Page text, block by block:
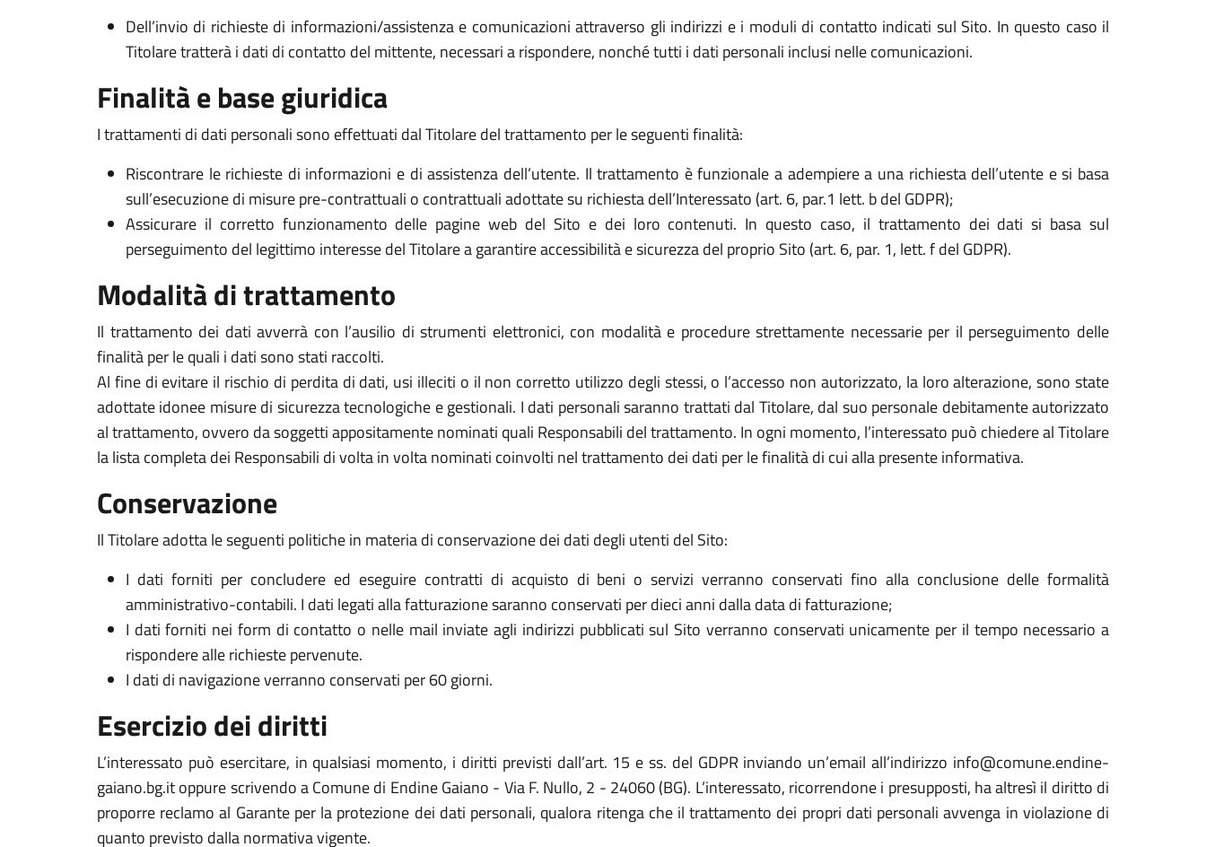
Dell’invio di richieste di informazioni/assistenza e comunicazioni attraverso gli indirizzi e i moduli di contatto indicati sul Sito. In questo caso il
Titolare tratterà i dati di contatto del mittente, necessari a rispondere, nonché tutti i dati personali inclusi nelle comunicazioni.
Finalità e base giuridica
I trattamenti di dati personali sono effettuati dal Titolare del trattamento per le seguenti finalità:
Riscontrare le richieste di informazioni e di assistenza dell’utente. Il trattamento è funzionale a adempiere a una richiesta dell’utente e si basa
sull’esecuzione di misure pre-contrattuali o contrattuali adottate su richiesta dell’Interessato (art. 6, par.1 lett. b del GDPR);
Assicurare il corretto funzionamento delle pagine web del Sito e dei loro contenuti. In questo caso, il trattamento dei dati si basa sul
perseguimento del legittimo interesse del Titolare a garantire accessibilità e sicurezza del proprio Sito (art. 6, par. 1, lett. f del GDPR).
Modalità di trattamento
Il trattamento dei dati avverrà con l’ausilio di strumenti elettronici, con modalità e procedure strettamente necessarie per il perseguimento delle
finalità per le quali i dati sono stati raccolti.
Al fine di evitare il rischio di perdita di dati, usi illeciti o il non corretto utilizzo degli stessi, o l’accesso non autorizzato, la loro alterazione, sono state
adottate idonee misure di sicurezza tecnologiche e gestionali. I dati personali saranno trattati dal Titolare, dal suo personale debitamente autorizzato
al trattamento, ovvero da soggetti appositamente nominati quali Responsabili del trattamento. In ogni momento, l’interessato può chiedere al Titolare
la lista completa dei Responsabili di volta in volta nominati coinvolti nel trattamento dei dati per le finalità di cui alla presente informativa.
Conservazione
Il Titolare adotta le seguenti politiche in materia di conservazione dei dati degli utenti del Sito:
I dati forniti per concludere ed eseguire contratti di acquisto di beni o servizi verranno conservati fino alla conclusione delle formalità
amministrativo-contabili. I dati legati alla fatturazione saranno conservati per dieci anni dalla data di fatturazione;
I dati forniti nei form di contatto o nelle mail inviate agli indirizzi pubblicati sul Sito verranno conservati unicamente per il tempo necessario a
rispondere alle richieste pervenute.
I dati di navigazione verranno conservati per 60 giorni.
Esercizio dei diritti
L’interessato può esercitare, in qualsiasi momento, i diritti previsti dall’art. 15 e ss. del GDPR inviando un’email all’indirizzo info@comune.endine-
gaiano.bg.it oppure scrivendo a Comune di Endine Gaiano - Via F. Nullo, 2 - 24060 (BG). L’interessato, ricorrendone i presupposti, ha altresì il diritto di
proporre reclamo al Garante per la protezione dei dati personali, qualora ritenga che il trattamento dei propri dati personali avvenga in violazione di
quanto previsto dalla normativa vigente.